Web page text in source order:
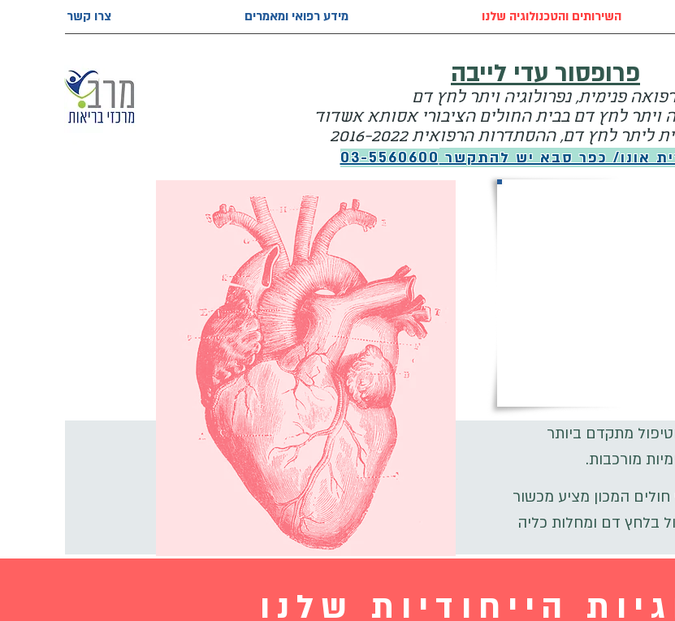
השירותים והטכנולוגיה שלנו מידע רפואי ומאמרים צרו קשר
פרופסור עדי לייבה
פנימית, נפרולוגיה ויתר לחץ דם
ויתר לחץ דם בבית החולים הציבורי אסותא אשדוד
לחץ דם, ההסתדרות הרפואית 2016-2022
אונו/ כפר סבא יש להתקשר03-5560600
מתקדם ביותר
מורכבות.
חולים המכון מציע מכשור
בלחץ דם ומחלות כליה
הייחודיות שלנו